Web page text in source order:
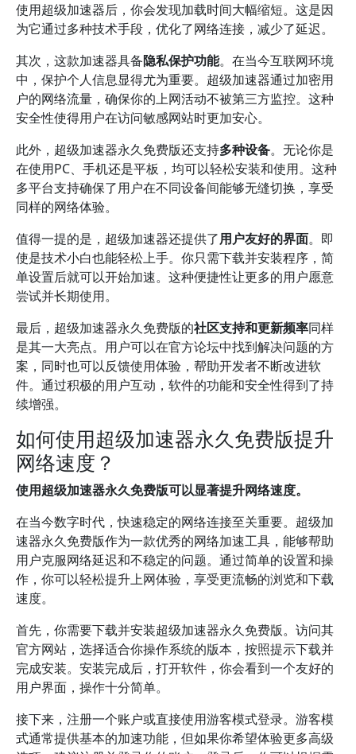
使用超级加速器后，你会发现加载时间大幅缩短。这是因
为它通过多种技术手段，优化了网络连接，减少了延迟。
其次，这款加速器具备隐私保护功能。在当今互联网环境
中，保护个人信息显得尤为重要。超级加速器通过加密用
户的网络流量，确保你的上网活动不被第三方监控。这种
安全性使得用户在访问敏感网站时更加安心。
此外，超级加速器永久免费版还支持多种设备。无论你是
在使用PC、手机还是平板，均可以轻松安装和使用。这种
多平台支持确保了用户在不同设备间能够无缝切换，享受
同样的网络体验。
值得一提的是，超级加速器还提供了用户友好的界面。即
使是技术小白也能轻松上手。你只需下载并安装程序，简
单设置后就可以开始加速。这种便捷性让更多的用户愿意
尝试并长期使用。
最后，超级加速器永久免费版的社区支持和更新频率同样
是其一大亮点。用户可以在官方论坛中找到解决问题的方
案，同时也可以反馈使用体验，帮助开发者不断改进软
件。通过积极的用户互动，软件的功能和安全性得到了持
续增强。
如何使用超级加速器永久免费版提升
网络速度？
使用超级加速器永久免费版可以显著提升网络速度。
在当今数字时代，快速稳定的网络连接至关重要。超级加
速器永久免费版作为一款优秀的网络加速工具，能够帮助
用户克服网络延迟和不稳定的问题。通过简单的设置和操
作，你可以轻松提升上网体验，享受更流畅的浏览和下载
速度。
首先，你需要下载并安装超级加速器永久免费版。访问其
官方网站，选择适合你操作系统的版本，按照提示下载并
完成安装。安装完成后，打开软件，你会看到一个友好的
用户界面，操作十分简单。
接下来，注册一个账户或直接使用游客模式登录。游客模
式通常提供基本的加速功能，但如果你希望体验更多高级